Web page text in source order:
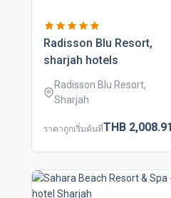
radisson blu resort,
sharjah hotels
Radisson Blu Resort,
Sharjah
ราคาถูกเริ่มต้นที่THB 2,008.91